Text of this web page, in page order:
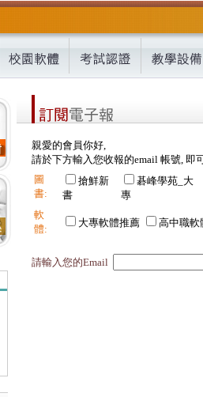
親愛的會員你好,
請於下方輸入您收報的email 帳號, 即
圖
書:
搶鮮新
書
碁峰學苑_大
專
軟
體:
大專軟體推薦 高中職軟
請輸入您的Email